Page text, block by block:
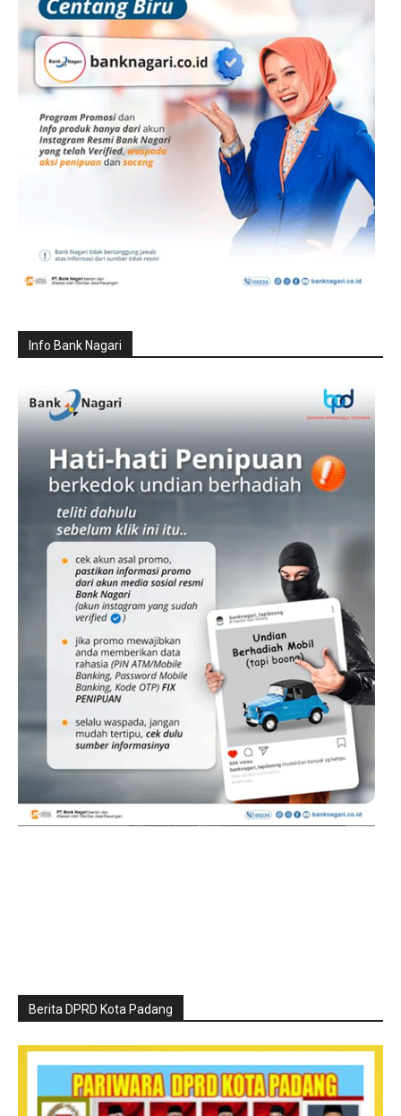
Info Bank Nagari
Berita DPRD Kota Padang